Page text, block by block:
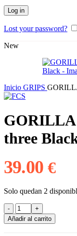
Log in
Lost your password?
New
Inicio GRIPS
three
39.00€
Solo quedan 2
GORILLA
Skinny
Mid
Añadir al carrito